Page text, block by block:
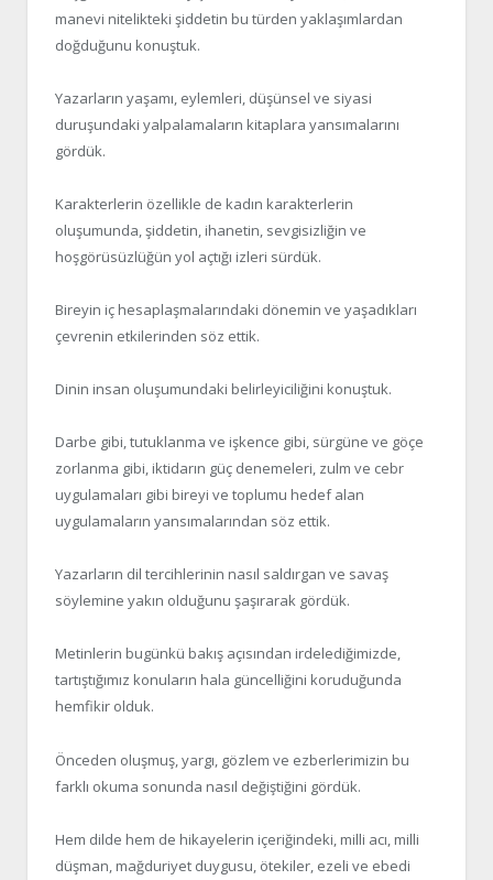
manevi nitelikteki şiddetin bu türden yaklaşımlardan
doğduğunu konuştuk.
Yazarların yaşamı, eylemleri, düşünsel ve siyasi
duruşundaki yalpalamaların kitaplara yansımalarını
gördük.
Karakterlerin özellikle de kadın karakterlerin
oluşumunda, şiddetin, ihanetin, sevgisizliğin ve
hoşgörüsüzlüğün yol açtığı izleri sürdük.
Bireyin iç hesaplaşmalarındaki dönemin ve yaşadıkları
çevrenin etkilerinden söz ettik.
Dinin insan oluşumundaki belirleyiciliğini konuştuk.
Darbe gibi, tutuklanma ve işkence gibi, sürgüne ve göçe
zorlanma gibi, iktidarın güç denemeleri, zulm ve cebr
uygulamaları gibi bireyi ve toplumu hedef alan
uygulamaların yansımalarından söz ettik.
Yazarların dil tercihlerinin nasıl saldırgan ve savaş
söylemine yakın olduğunu şaşırarak gördük.
Metinlerin bugünkü bakış açısından irdelediğimizde,
tartıştığımız konuların hala güncelliğini koruduğunda
hemfikir olduk.
Önceden oluşmuş, yargı, gözlem ve ezberlerimizin bu
farklı okuma sonunda nasıl değiştiğini gördük.
Hem dilde hem de hikayelerin içeriğindeki, milli acı, milli
düşman, mağduriyet duygusu, ötekiler, ezeli ve ebedi